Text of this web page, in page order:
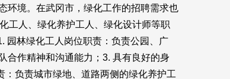
环境。在武冈市，绿化工作的招聘需求也
工人、绿化养护工人、绿化设计师等职
园林绿化工人岗位职责：负责公园、广
合作精神和沟通能力；3. 具有良好的身
负责城市绿地、道路两侧的绿化养护工